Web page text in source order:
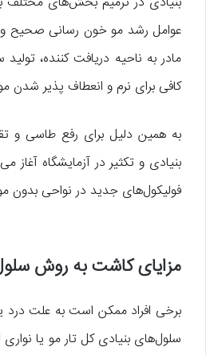
عوامل رشد مو خون رسانی صحیح و
مادر به ناحیه دریافت کننده،
کافی برای نرم و انعطاف پذیر
به همین دلیل برای رفع طاسی و
بنیادی و تکثیر در آزمایشگاه
فولیکول‌های جدید در نواحی
مزایای کاشت به روش
برخی افراد ممکن است به علت
سلول‌های بنیادی کل تار مو یا